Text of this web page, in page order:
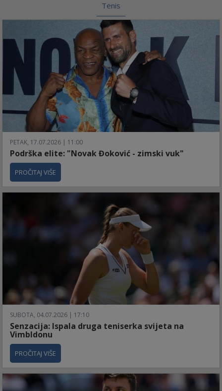
Tenis
PETAK, 17.07.2026 | 11:00
Podrška elite: "Novak Đoković - zimski vuk"
PROČITAJ VIŠE
SUBOTA, 04.07.2026 | 17:10
Senzacija: Ispala druga teniserka svijeta na
Vimbldonu
PROČITAJ VIŠE